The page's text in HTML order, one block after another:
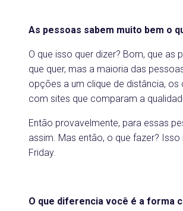
As pessoas sabem muito bem o
O que isso quer dizer? Bom, que
que quer, mas a maioria das
opções a um clique de distância,
com sites que comparam a
Então provavelmente, para essas
assim. Mas então, o que fazer?
Friday.
O que diferencia você é a forma